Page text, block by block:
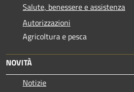
Salute, benessere e assistenza
Autorizzazioni
Agricoltura e pesca
NOVITÀ
Notizie